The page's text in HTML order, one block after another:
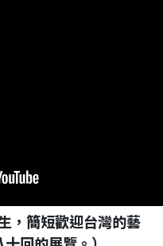
，簡短歡迎台灣的藝